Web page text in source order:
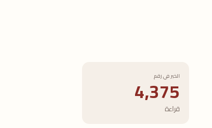
الخبر في رقم
4,375
قراءة